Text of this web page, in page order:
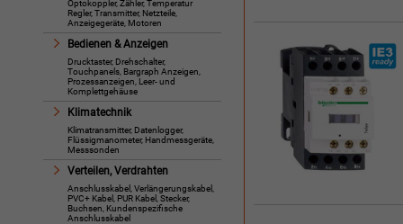
Optokoppler, Zähler, Temperatur
Regler, Transmitter, Netzteile,
Anzeigegeräte, Motoren
Bedienen & Anzeigen
Drucktaster, Drehschalter,
Touchpanels, Bargraph Anzeigen,
Prozessanzeigen, Leer- und
Komplettgehäuse
Klimatechnik
Klimatransmitter, Datenlogger,
Flüssigmanometer, Handmessgeräte,
Messsonden
Verteilen, Verdrahten
Anschlusskabel, Verlängerungskabel,
PVC+ Kabel, PUR Kabel, Stecker,
Buchsen, Kundenspezifische
Anschlusskabel